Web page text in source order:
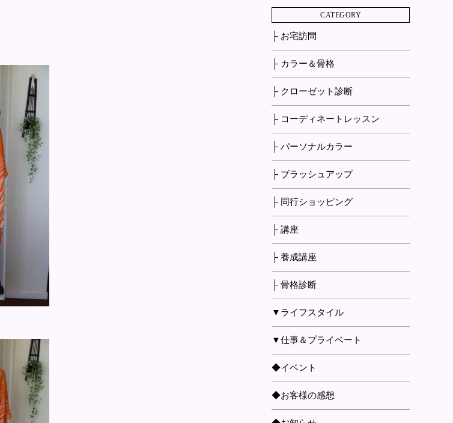
CATEGORY
├ お宅訪問
├ カラー＆骨格
├ クローゼット診断
├ コーディネートレッスン
├ パーソナルカラー
├ ブラッシュアップ
├ 同行ショッピング
├ 講座
├ 養成講座
├ 骨格診断
▼ライフスタイル
▼仕事＆プライベート
◆イベント
◆お客様の感想